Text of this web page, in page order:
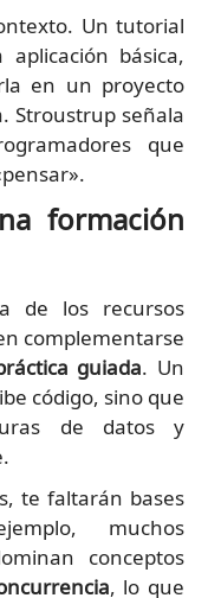
Un tutorial
básica,
en un proyecto
Stroustrup señala
que
formación
de los recursos
complementarse
guiada. Un
código, sino que
de datos y
te faltarán bases
muchos
conceptos
, lo que